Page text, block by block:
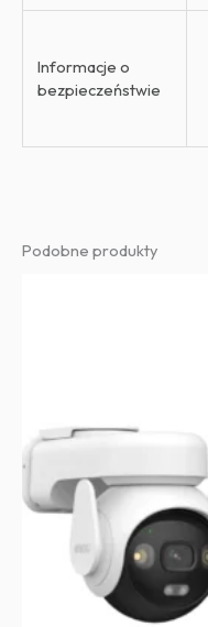
Informacje o
bezpieczeństwie
Podobne produkty